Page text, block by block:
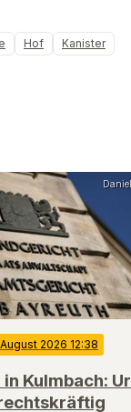
Hof Kanister
2026 12:38
Kulmbach: